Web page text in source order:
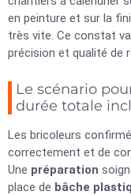
en peinture et sur la
très vite. Ce constat
précision et qualité de
Le scénario
durée totale
Les bricoleurs
correctement et de
Une préparation
place de bâche